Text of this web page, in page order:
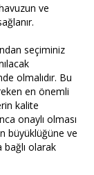
ve
seçiminiz
olmalıdır. Bu
en önemli
kalite
onaylı olması
büyüklüğüne ve
olarak